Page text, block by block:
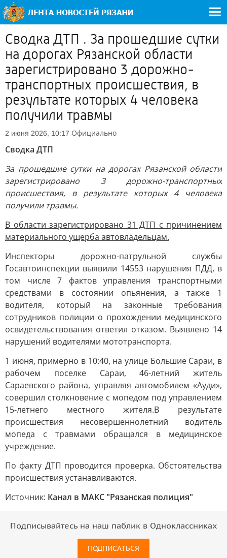
Сводка ДТП . За прошедшие сутки
на дорогах Рязанской области
зарегистрировано 3 дорожно-
транспортных происшествия, в
результате которых 4 человека
получили травмы
2 июня 2026, 10:17 Официально
Сводка ДТП
За прошедшие сутки на дорогах Рязанской области
зарегистрировано 3 дорожно-транспортных
происшествия, в результате которых 4 человека
получили травмы.
В области зарегистрировано 31 ДТП с причинением
материального ущерба автовладельцам.
Инспекторы дорожно-патрульной службы
Госавтоинспекции выявили 14553 нарушения ПДД, в
том числе 7 фактов управления транспортными
средствами в состоянии опьянения, а также 1
водителя, который на законные требования
сотрудников полиции о прохождении медицинского
освидетельствования ответил отказом. Выявлено 14
нарушений водителями мототранспорта.
1 июня, примерно в 10:40, на улице Большие Сараи, в
рабочем поселке Сараи, 46-летний житель
Сараевского района, управляя автомобилем «Ауди»,
совершил столкновение с мопедом под управлением
15-летнего местного жителя.В результате
происшествия несовершеннолетний водитель
мопеда с травмами обращался в медицинское
учреждение.
По факту ДТП проводится проверка. Обстоятельства
происшествия устанавливаются.
Источник: Канал в МАКС "Рязанская полиция"
Подписывайтесь на наш паблик в Одноклассниках
ПОДПИСАТЬСЯ